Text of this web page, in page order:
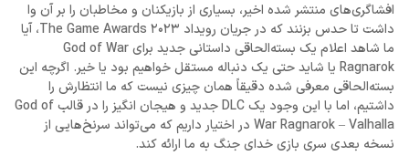
افشاگری‌های منتشر شده اخیر، بسیاری از بازیکنان و مخاطبان را بر آن وا
داشت تا حدس بزنند که در جریان رویداد The Game Awards 2023، آیا
ما شاهد اعلام یک بسته‌الحاقی داستانی جدید برای God of War
Ragnarok یا شاید حتی یک دنباله مستقل خواهیم بود یا خیر. اگرچه این
بسته‌الحاقی معرفی شده دقیقاً همان چیزی نیست که ما انتظارش را
داشتیم، اما با این وجود یک DLC جدید و هیجان انگیز را در قالب God of
War Ragnarok – Valhalla در اختیار داریم که می‌تواند سرنخ‌هایی از
نسخه بعدی سری بازی خدای جنگ به ما ارائه کند.